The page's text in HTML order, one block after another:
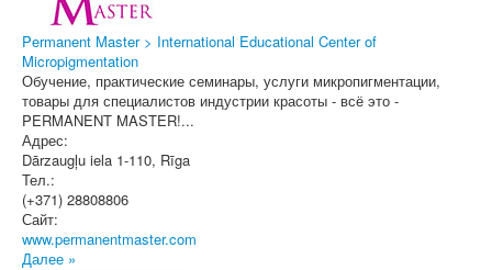
Permanent Master > International Educational Center of
Micropigmentation
Обучение, практические семинары, услуги микропигментации,
товары для специалистов индустрии красоты - всё это -
PERMANENT MASTER!...
Адрес:
Dārzaugļu iela 1-110, Rīga
Тел.:
(+371) 28808806
Сайт:
www.permanentmaster.com
Далее »